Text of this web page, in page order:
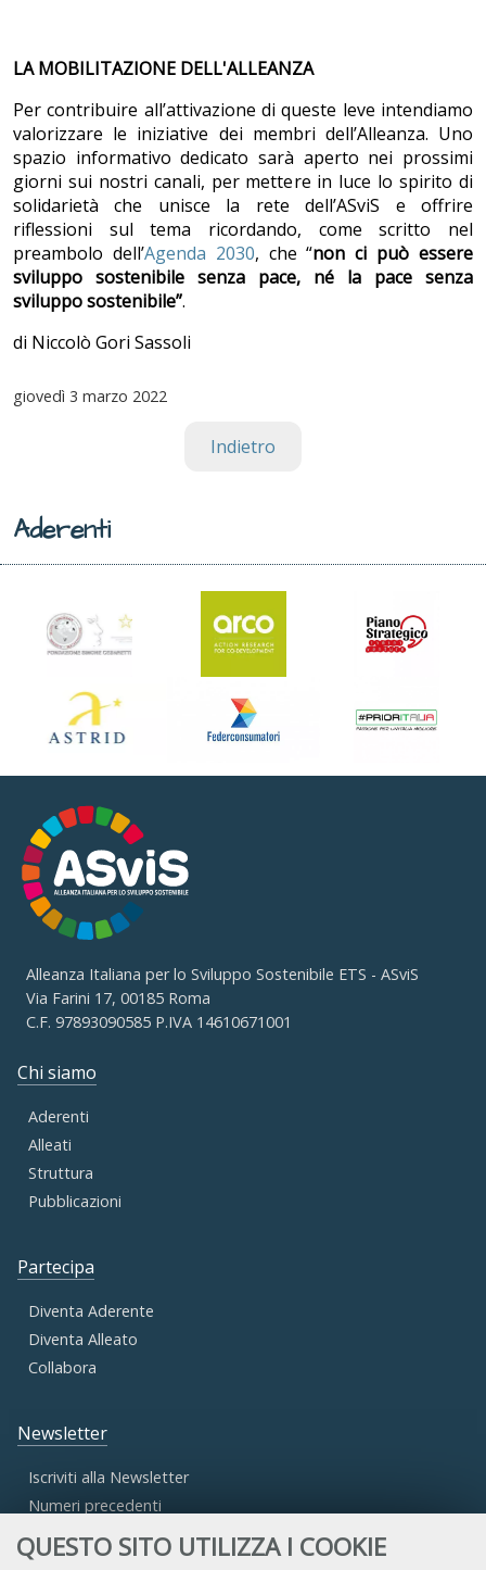
QUESTO SITO UTILIZZA I COOKIE
LA MOBILITAZIONE DELL'ALLEANZA
Per contribuire all’attivazione di queste leve intendiamo
valorizzare le iniziative dei membri dell’Alleanza. Uno
spazio informativo dedicato sarà aperto nei prossimi
giorni sui nostri canali, per mettere in luce lo spirito di
solidarietà che unisce la rete dell’ASviS e offrire
riflessioni sul tema ricordando, come scritto nel
preambolo dell’Agenda 2030, che “non ci può essere
sviluppo sostenibile senza pace, né la pace senza
sviluppo sostenibile”.
di Niccolò Gori Sassoli
giovedì 3 marzo 2022
Indietro
Aderenti
Alleanza Italiana per lo Sviluppo Sostenibile ETS - ASviS
Via Farini 17, 00185 Roma
C.F. 97893090585 P.IVA 14610671001
Chi siamo
Aderenti
Alleati
Struttura
Pubblicazioni
Partecipa
Diventa Aderente
Diventa Alleato
Collabora
Newsletter
Iscriviti alla Newsletter
Numeri precedenti